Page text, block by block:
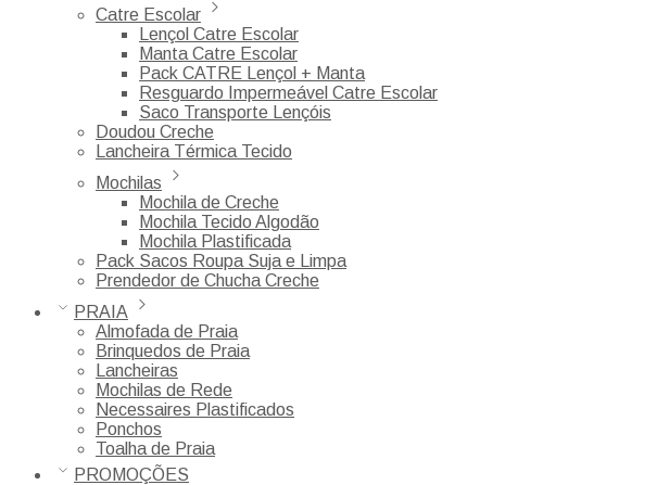
Catre Escolar
Lençol Catre Escolar
Manta Catre Escolar
Pack CATRE Lençol + Manta
Resguardo Impermeável Catre Escolar
Saco Transporte Lençóis
Doudou Creche
Lancheira Térmica Tecido
Mochilas
Mochila de Creche
Mochila Tecido Algodão
Mochila Plastificada
Pack Sacos Roupa Suja e Limpa
Prendedor de Chucha Creche
PRAIA
Almofada de Praia
Brinquedos de Praia
Lancheiras
Mochilas de Rede
Necessaires Plastificados
Ponchos
Toalha de Praia
PROMOÇÕES